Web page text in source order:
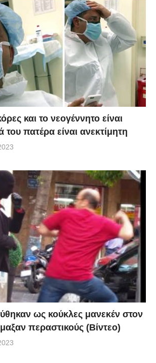
και το νεογέννητο είναι
πατέρα είναι ανεκτίμητη
ως κούκλες μανεκέν στον
περαστικούς (Βίντεο)